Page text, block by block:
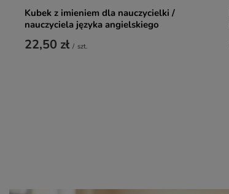
Kubek z imieniem dla nauczycielki /
nauczyciela języka angielskiego
22,50 zł / szt.